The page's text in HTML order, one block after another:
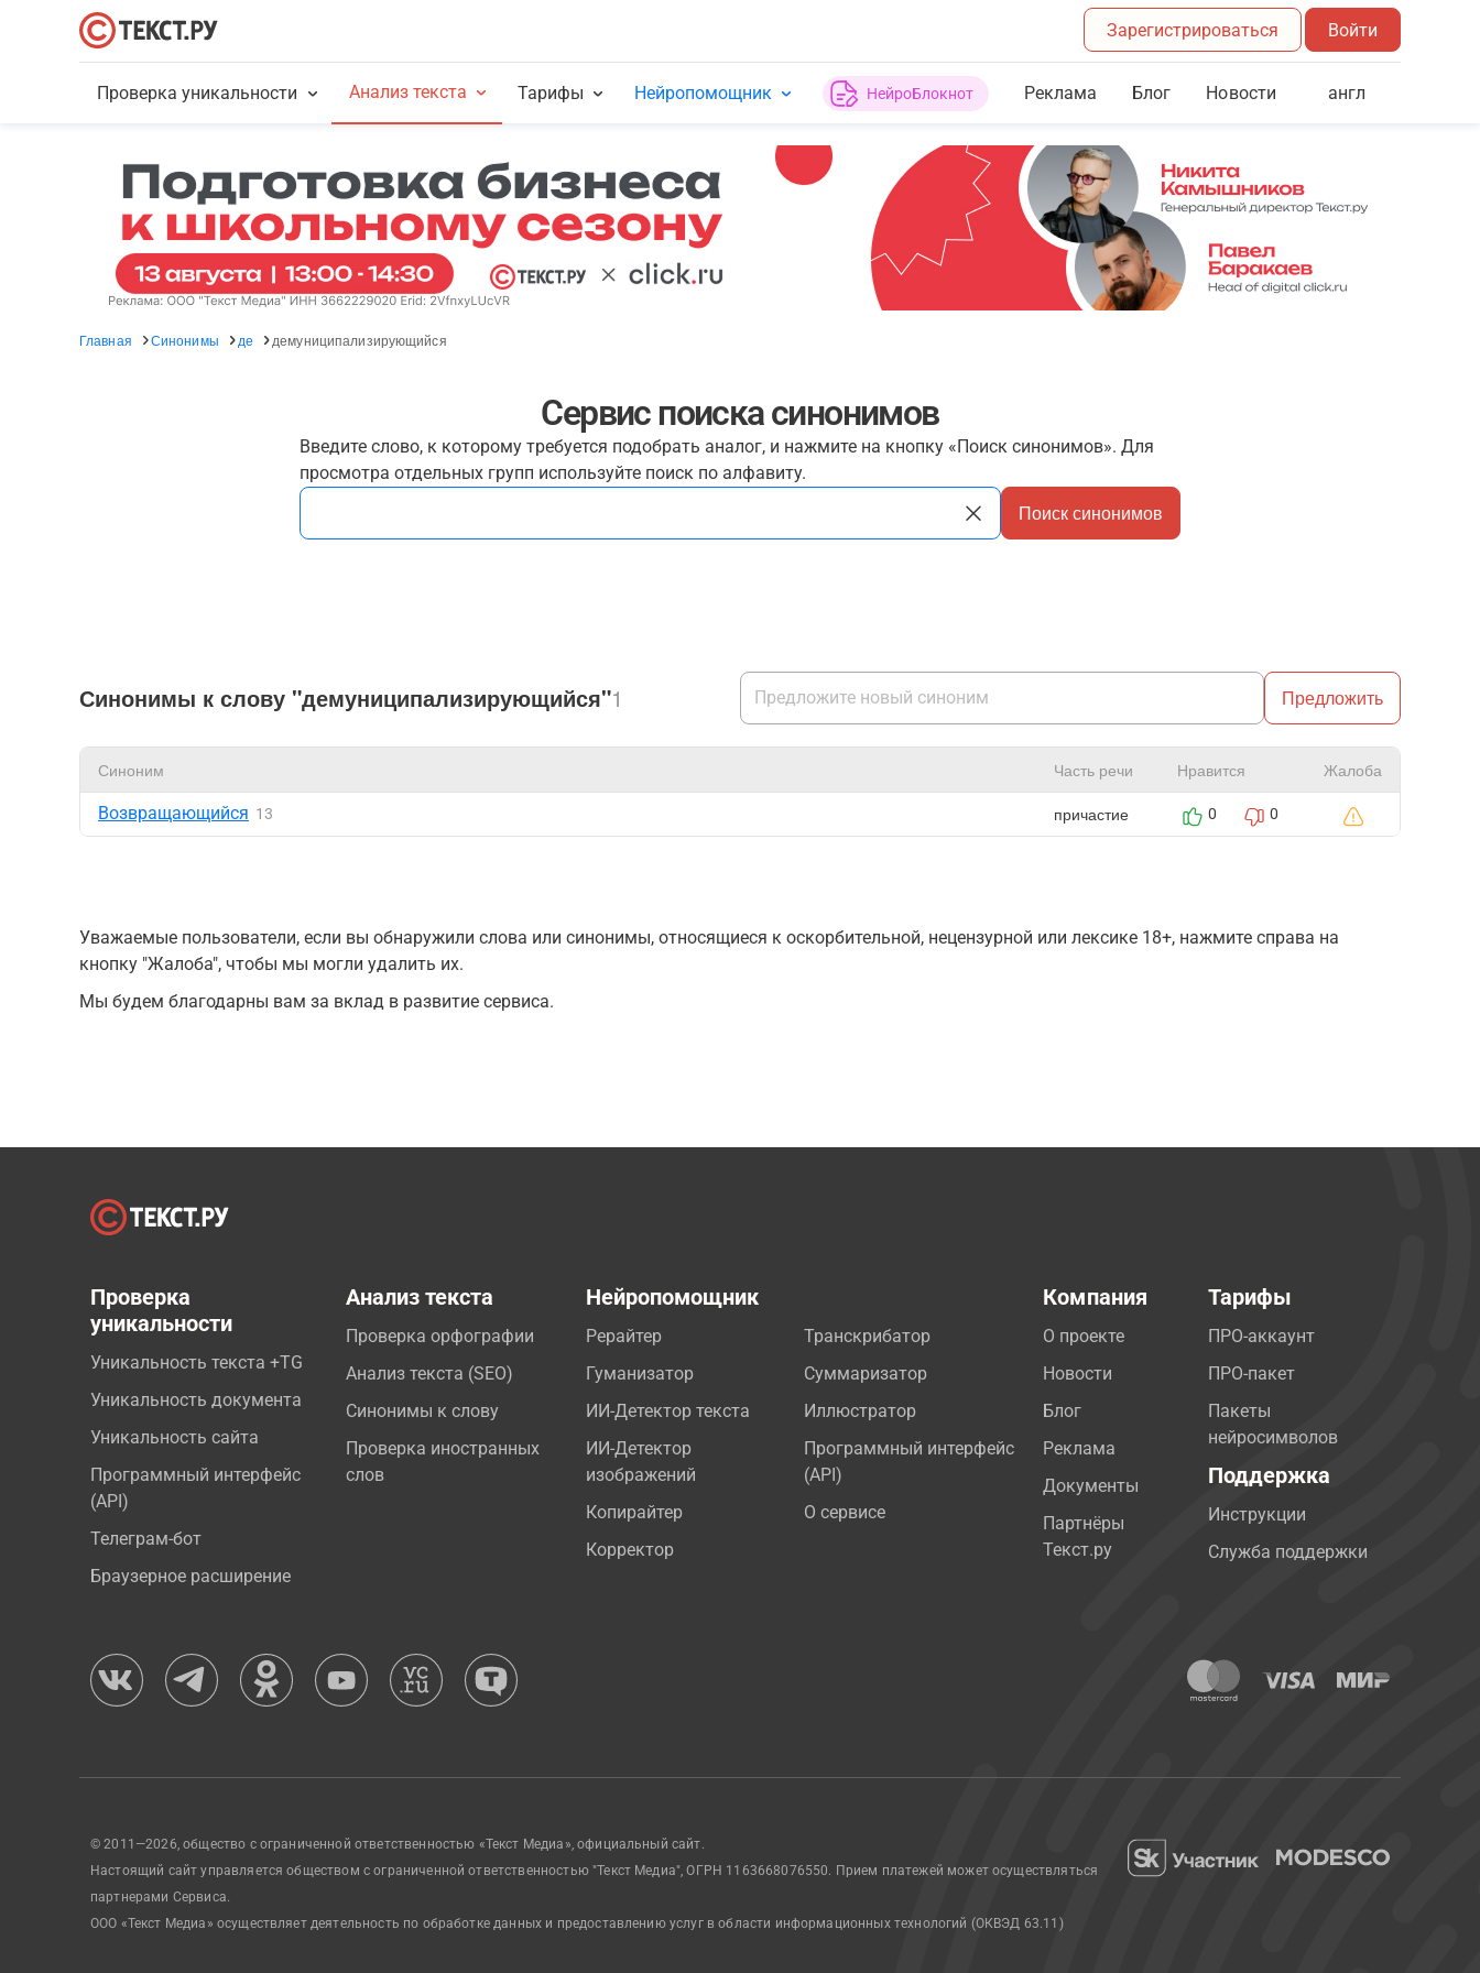
Зарегистрироваться Войти
Проверка уникальности Анализ текста Тарифы Нейропомощник НейроБлокнот Реклама Блог Новости англ
Главная Синонимы де демуниципализирующийся
Сервис поиска синонимов
Введите слово, к которому требуется подобрать аналог, и нажмите на кнопку «Поиск синонимов». Для
просмотра отдельных групп используйте поиск по алфавиту.
Поиск синонимов
Синонимы к слову "демуниципализирующийся"1 Предложить
Синоним Часть речи Нравится Жалоба
Возвращающийся 13 причастие 0 0
Уважаемые пользователи, если вы обнаружили слова или синонимы, относящиеся к оскорбительной, нецензурной или лексике 18+, нажмите справа на
кнопку "Жалоба", чтобы мы могли удалить их.
Мы будем благодарны вам за вклад в развитие сервиса.
Проверка
уникальности
Уникальность текста +TG
Уникальность документа
Уникальность сайта
Программный интерфейс
(API)
Телеграм-бот
Браузерное расширение
Анализ текста
Проверка орфографии
Анализ текста (SEO)
Синонимы к слову
Проверка иностранных
слов
Нейропомощник
Рерайтер
Гуманизатор
ИИ-Детектор текста
ИИ-Детектор
изображений
Копирайтер
Корректор
Транскрибатор
Суммаризатор
Иллюстратор
Программный интерфейс
(API)
О сервисе
Компания
О проекте
Новости
Блог
Реклама
Документы
Партнёры
Текст.ру
Тарифы
ПРО-аккаунт
ПРО-пакет
Пакеты
нейросимволов
Поддержка
Инструкции
Служба поддержки
© 2011—2026, общество с ограниченной ответственностью «Текст Медиа», официальный сайт.
Настоящий сайт управляется обществом с ограниченной ответственностью "Текст Медиа", ОГРН 1163668076550. Прием платежей может осуществляться
партнерами Сервиса.
ООО «Текст Медиа» осуществляет деятельность по обработке данных и предоставлению услуг в области информационных технологий (ОКВЭД 63.11)